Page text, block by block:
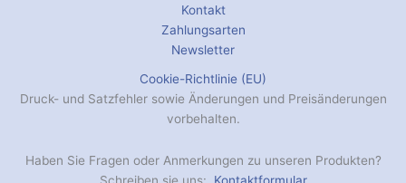
Kontakt
Zahlungsarten
Newsletter
Cookie-Richtlinie (EU)
Druck- und Satzfehler sowie Änderungen und Preisänderungen
vorbehalten.
Haben Sie Fragen oder Anmerkungen zu unseren Produkten?